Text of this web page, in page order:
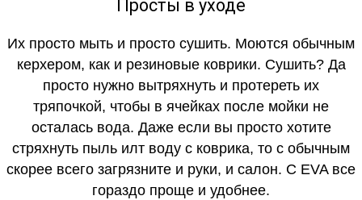
Просты в уходе
Их просто мыть и просто сушить. Моются обычным
керхером, как и резиновые коврики. Сушить? Да
просто нужно вытряхнуть и протереть их
тряпочкой, чтобы в ячейках после мойки не
осталась вода. Даже если вы просто хотите
стряхнуть пыль илт воду с коврика, то с обычным
скорее всего загрязните и руки, и салон. С EVA все
гораздо проще и удобнее.